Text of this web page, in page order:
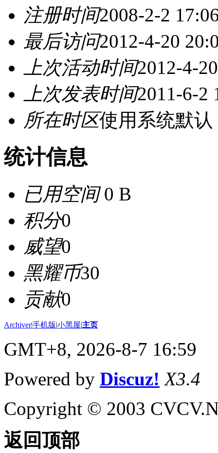
注册时间2008-2-2
最后访问2012-4-20
上次活动时间2012-4-
上次发表时间2011-6-2
所在时区使用系统默认
统计信息
已用空间0 B
积分0
威望0
黑耀币30
贡献0
Archiver|手机版|小黑屋|主页
GMT+8, 2026-8-7 16:59
Powered by Discuz! X3.4
Copyright © 2003
返回顶部